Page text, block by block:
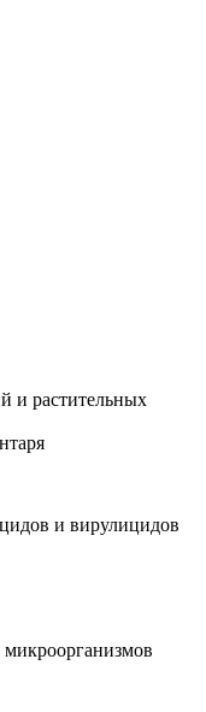
и растительных
и вирулицидов